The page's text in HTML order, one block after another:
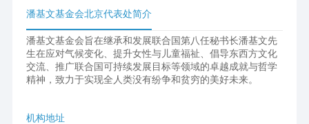
潘基文基金会北京代表处简介
潘基文基金会旨在继承和发展联合国第八任秘书长潘基文先
生在应对气候变化、提升女性与儿童福祉、倡导东西方文化
交流、推广联合国可持续发展目标等领域的卓越成就与哲学
精神，致力于实现全人类没有纷争和贫穷的美好未来。
机构地址